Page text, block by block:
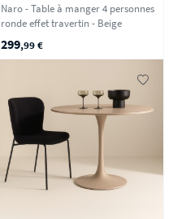
Naro - Table à manger 4 personnes
ronde effet travertin - Beige
299,99 €